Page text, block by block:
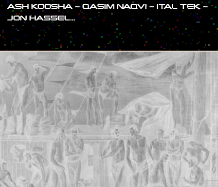
ASH KOOSHA – QASIM NAQVI – ITAL TEK –
JON HASSEL…
#SHOW